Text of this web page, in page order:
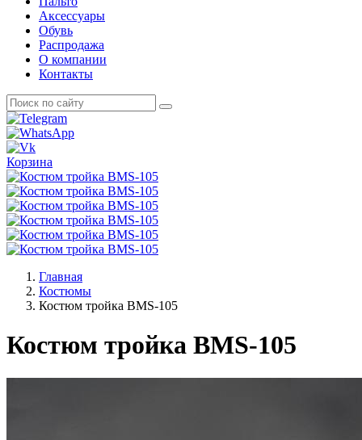
Аксессуары
Обувь
Распродажа
О компании
Контакты
Корзина
Главная
Костюмы
Костюм тройка BMS-105
Костюм тройка BMS-105